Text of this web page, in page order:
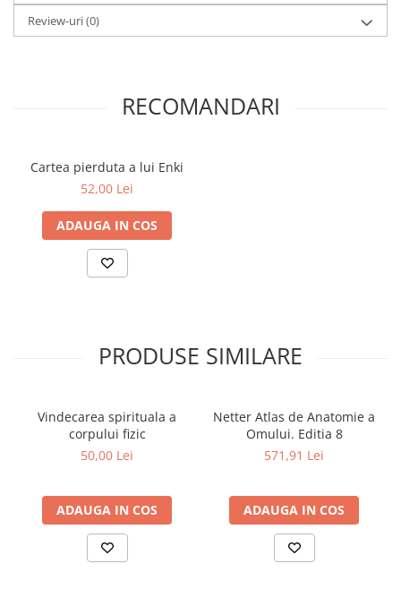
Hartie si Accesorii
Instrumente de scris
Caiete si Carnetele scolare
Coperti, Mape, Etichete
Instrumente de scris
Instrumente si Truse Geometrie
Seturi scolare
Beletristica
Literatura Romana
Poezie
SF & Fantasy
Carte Prescolara, Joc
Review-uri(0)
RECOMANDARI
Cartea pierduta a lui Enki
52,00 Lei
ADAUGA IN COS
PRODUSE SIMILARE
Vindecarea spirituala a
corpului fizic
50,00 Lei
ADAUGA IN COS
Netter Atlas de Anatomie a
Omului. Editia 8
571,91 Lei
ADAUGA IN COS